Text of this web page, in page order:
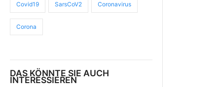
Covid19 SarsCoV2 Coronavirus
Corona
DAS KÖNNTE SIE AUCH
INTERESSIEREN